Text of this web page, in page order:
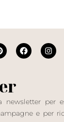
newsletter per
e per